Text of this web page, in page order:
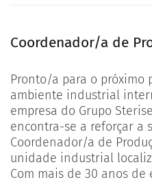
Coordenador/a de
Pronto/a para o próximo
ambiente industrial
empresa do Grupo
encontra-se a reforçar a
Coordenador/a de
unidade industrial
Com mais de 30 anos de